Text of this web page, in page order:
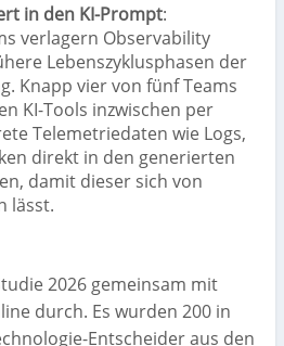
in den KI-Prompt:
verlagern Observability
Lebenszyklusphasen der
Knapp vier von fünf Teams
KI-Tools inzwischen per
Telemetriedaten wie Logs,
direkt in den generierten
damit dieser sich von
lässt.
2026 gemeinsam mit
durch. Es wurden 200 in
Entscheider aus den